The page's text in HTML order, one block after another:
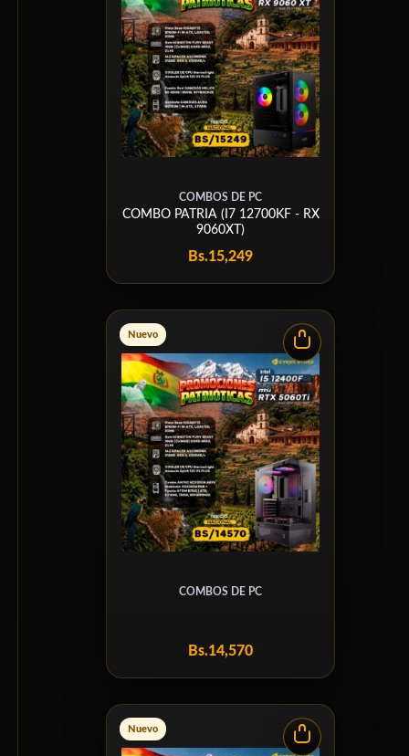
COMBOS DE PC
COMBO PATRIA (I7 12700KF - RX
9060XT)
Bs.15,249
Nuevo
COMBOS DE PC
Bs.14,570
Nuevo